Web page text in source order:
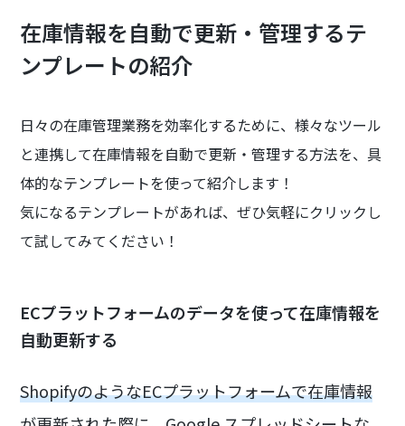
在庫情報を自動で更新・管理するテ
ンプレートの紹介
日々の在庫管理業務を効率化するために、様々なツール
と連携して在庫情報を自動で更新・管理する方法を、具
体的なテンプレートを使って紹介します！
気になるテンプレートがあれば、ぜひ気軽にクリックし
て試してみてください！
ECプラットフォームのデータを使って在庫情報を
自動更新する
ShopifyのようなECプラットフォームで在庫情報